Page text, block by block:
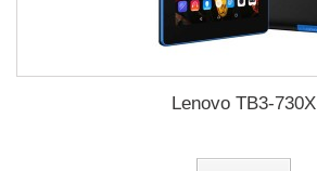
Lenovo TB3-730X